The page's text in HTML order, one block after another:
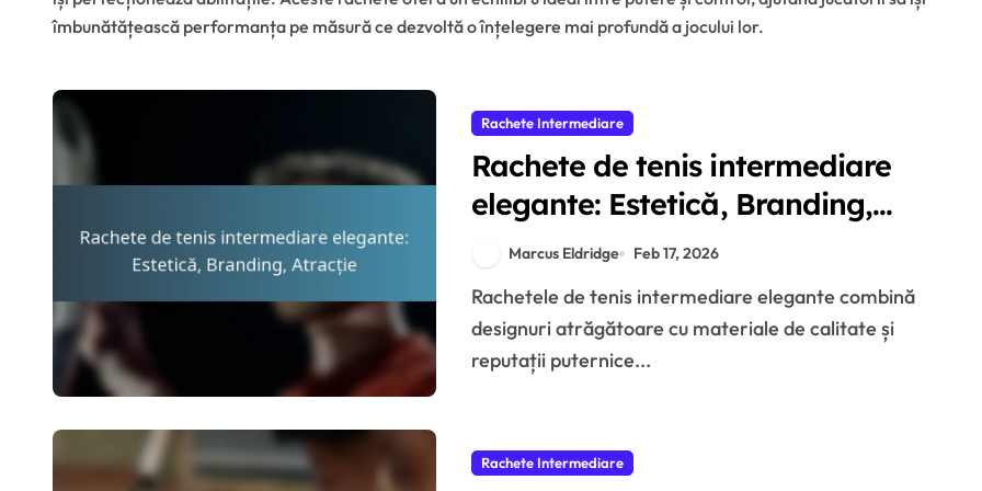
îmbunătățească performanța pe măsură ce dezvoltă o înțelegere mai profundă a jocului lor.
Rachete Intermediare
Rachete de tenis intermediare
elegante: Estetică, Branding,
Atracție
Marcus Eldridge Feb 17, 2026
Rachetele de tenis intermediare elegante combină
designuri atrăgătoare cu materiale de calitate și
reputații puternice...
Rachete Intermediare